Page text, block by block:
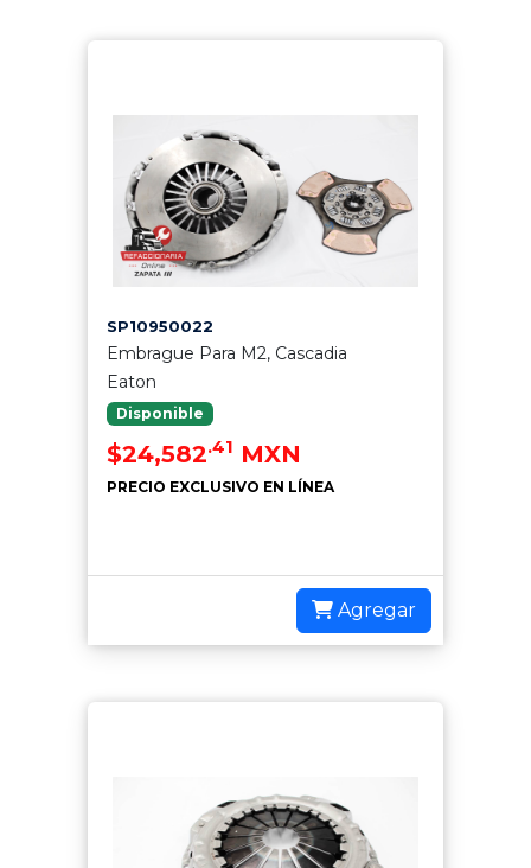
SP10950022
Embrague Para M2, Cascadia
Eaton
Disponible
$24,582.41 MXN
PRECIO EXCLUSIVO EN LÍNEA
Agregar